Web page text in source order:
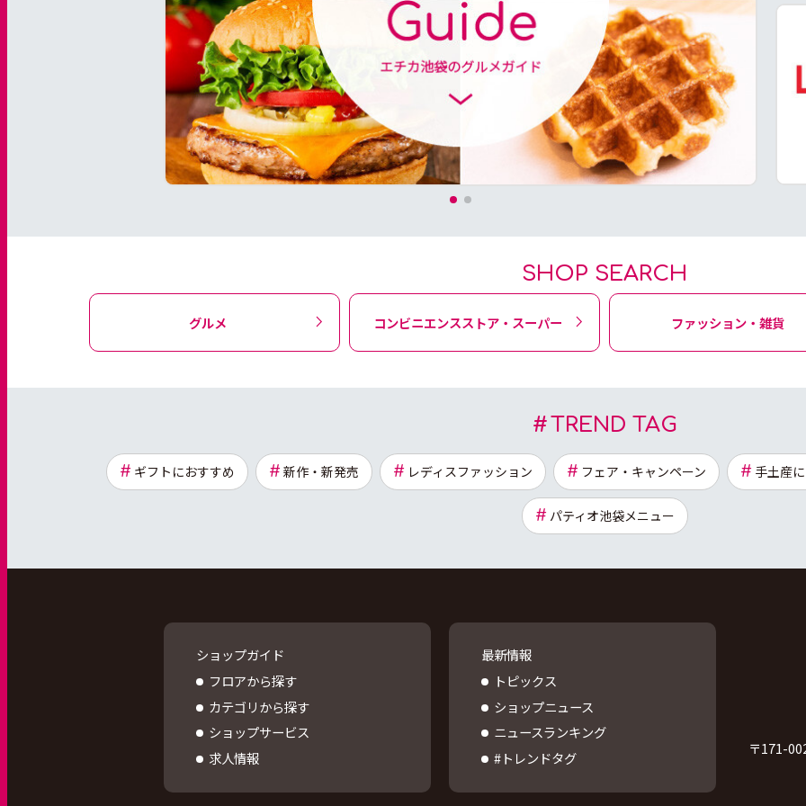
SHOP SEARCH
グルメ コンビニエンスストア・スーパー ファッション・雑貨
TREND TAG
ギフトにおすすめ 新作・新発売 レディスファッション フェア・キャンペーン 手土産
パティオ池袋メニュー
ショップガイド
フロアから探す
カテゴリから探す
ショップサービス
求人情報
最新情報
トピックス
ショップニュース
ニュースランキング
#トレンドタグ
〒171-